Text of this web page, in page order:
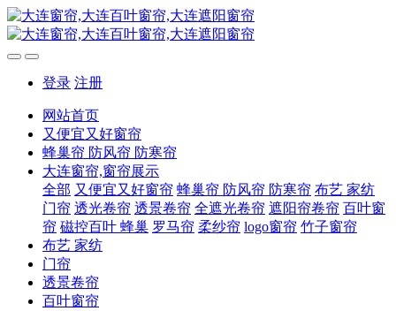
登录 注册
网站首页
又便宜又好窗帘
蜂巢帘 防风帘 防寒帘
大连窗帘,窗帘展示
全部 又便宜又好窗帘 蜂巢帘 防风帘 防寒帘 布艺 家纺
门帘 透光卷帘 透景卷帘 全遮光卷帘 遮阳帘卷帘 百叶窗
帘 磁控百叶 蜂巢 罗马帘 柔纱帘 logo窗帘 竹子窗帘
布艺 家纺
门帘
透景卷帘
百叶窗帘